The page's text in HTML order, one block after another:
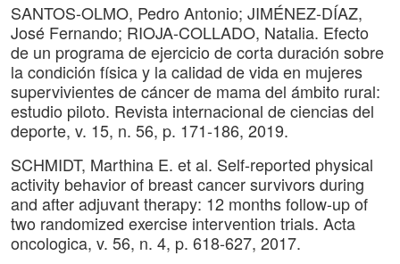
SANTOS-OLMO, Pedro Antonio; JIMÉNEZ-DÍAZ,
José Fernando; RIOJA-COLLADO, Natalia. Efecto
de un programa de ejercicio de corta duración sobre
la condición física y la calidad de vida en mujeres
supervivientes de cáncer de mama del ámbito rural:
estudio piloto. Revista internacional de ciencias del
deporte, v. 15, n. 56, p. 171-186, 2019.
SCHMIDT, Marthina E. et al. Self-reported physical
activity behavior of breast cancer survivors during
and after adjuvant therapy: 12 months follow-up of
two randomized exercise intervention trials. Acta
oncologica, v. 56, n. 4, p. 618-627, 2017.